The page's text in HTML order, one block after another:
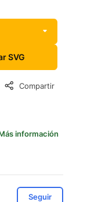
SVG
Compartir
información
Seguir